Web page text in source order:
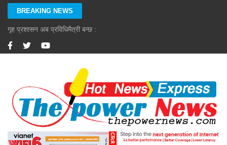
Skip
content
(Press
Enter)
BREAKING NEWS
गृह प्रशासन अब प्रविधिमैत्री बन्छ : गृहमन्त्री गुरुङ